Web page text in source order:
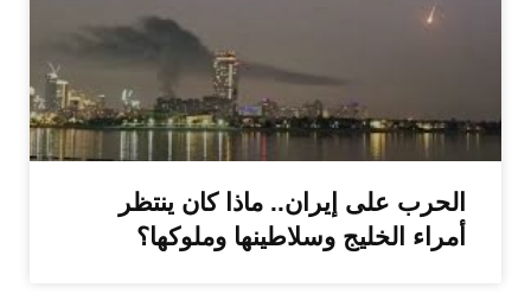
الحرب على إيران.. ماذا كان ينتظر
أمراء الخليج وسلاطينها وملوكها؟